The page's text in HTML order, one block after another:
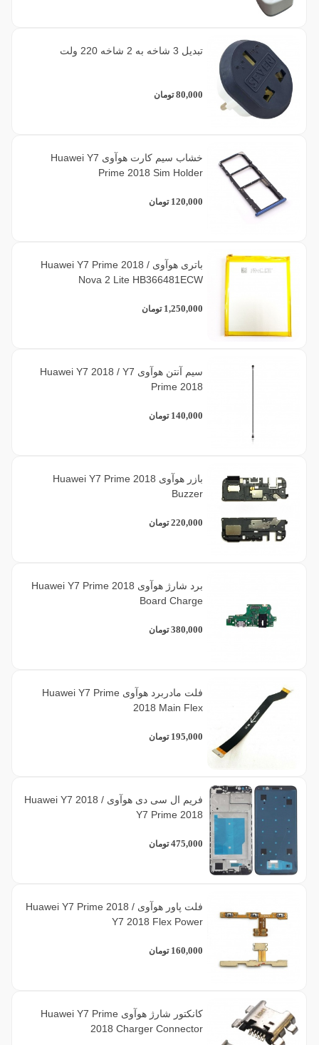
تبدیل 3 شاخه به 2 شاخه 220 ولت
80,000 تومان
خشاب سیم کارت هوآوی Huawei Y7
Prime 2018 Sim Holder
120,000 تومان
باتری هوآوی Huawei Y7 Prime 2018 /
Nova 2 Lite HB366481ECW
1,250,000 تومان
سیم آنتن هوآوی Huawei Y7 2018 / Y7
Prime 2018
140,000 تومان
بازر هوآوی Huawei Y7 Prime 2018
Buzzer
220,000 تومان
برد شارژ هوآوی Huawei Y7 Prime 2018
Board Charge
380,000 تومان
فلت مادربرد هوآوی Huawei Y7 Prime
2018 Main Flex
195,000 تومان
فریم ال سی دی هوآوی Huawei Y7 2018 /
Y7 Prime 2018
475,000 تومان
فلت پاور هوآوی Huawei Y7 Prime 2018 /
Y7 2018 Flex Power
160,000 تومان
کانکتور شارژ هوآوی Huawei Y7 Prime
2018 Charger Connector